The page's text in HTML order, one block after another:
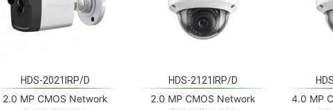
2.0 MP CMOS Network
Bullet Camera
2.0 MP CMOS Network
Dome Camera
4.0 MP